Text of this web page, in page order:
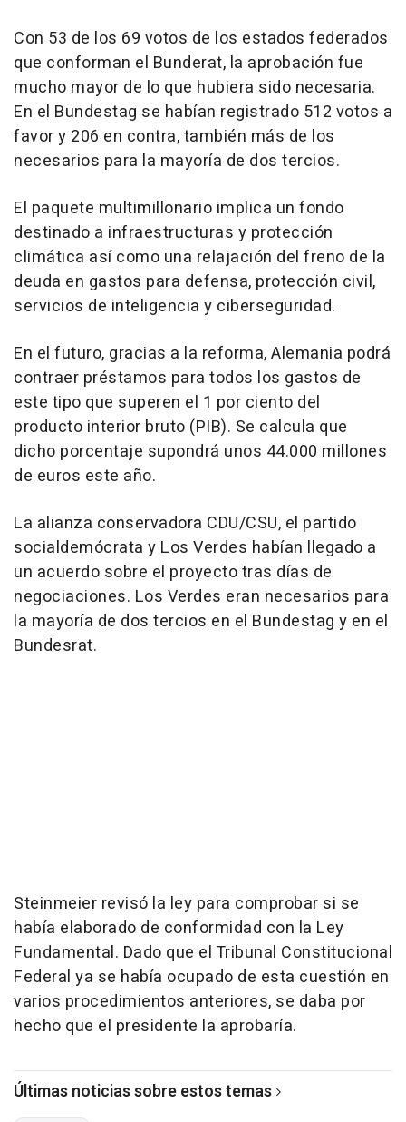
Con 53 de los 69 votos de los estados federados
que conforman el Bunderat, la aprobación fue
mucho mayor de lo que hubiera sido necesaria.
En el Bundestag se habían registrado 512 votos a
favor y 206 en contra, también más de los
necesarios para la mayoría de dos tercios.
El paquete multimillonario implica un fondo
destinado a infraestructuras y protección
climática así como una relajación del freno de la
deuda en gastos para defensa, protección civil,
servicios de inteligencia y ciberseguridad.
En el futuro, gracias a la reforma, Alemania podrá
contraer préstamos para todos los gastos de
este tipo que superen el 1 por ciento del
producto interior bruto (PIB). Se calcula que
dicho porcentaje supondrá unos 44.000 millones
de euros este año.
La alianza conservadora CDU/CSU, el partido
socialdemócrata y Los Verdes habían llegado a
un acuerdo sobre el proyecto tras días de
negociaciones. Los Verdes eran necesarios para
la mayoría de dos tercios en el Bundestag y en el
Bundesrat.
Steinmeier revisó la ley para comprobar si se
había elaborado de conformidad con la Ley
Fundamental. Dado que el Tribunal Constitucional
Federal ya se había ocupado de esta cuestión en
varios procedimientos anteriores, se daba por
hecho que el presidente la aprobaría.
Últimas noticias sobre estos temas